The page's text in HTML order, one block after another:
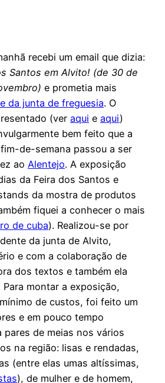
recebi um email que dizia:
Santos em Alvito! (de 30 de
e prometia mais
da junta de freguesia. O
(ver aqui e aqui)
bem feito que a
de-semana passou a ser
ao Alentejo. A exposição
da Feira dos Santos e
da mostra de produtos
fiquei a conhecer o mais
de cuba). Realizou-se por
da junta de Alvito,
e com a colaboração de
dos textos e também ela
montar a exposição,
de custos, foi feito um
e em pouco tempo
de meias nos vários
na região: lisas e rendadas,
(entre elas umas altíssimas,
), de mulher e de homem,